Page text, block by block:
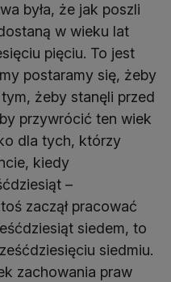
była, że jak poszli
w wieku lat
pięciu. To jest
postaramy się, żeby
żeby stanęli przed
przywrócić ten wiek
dla tych, którzy
kiedy
–
zaczął pracować
siedem, to
siedmiu.
zachowania praw